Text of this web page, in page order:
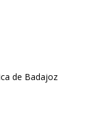
de Badajoz